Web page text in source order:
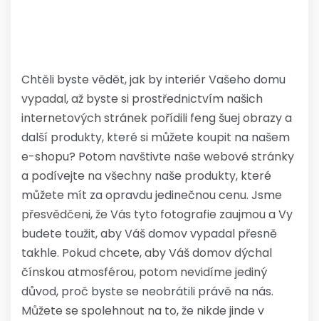
Chtěli byste vědět, jak by interiér Vašeho domu
vypadal, až byste si prostřednictvím našich
internetových stránek pořídili feng šuej obrazya
další produkty, které si můžete koupit na našem
e-shopu? Potom navštivte naše webové stránky
a podívejte na všechny naše produkty, které
můžete mít za opravdu jedinečnou cenu. Jsme
přesvědčeni, že Vás tyto fotografie zaujmou a Vy
budete toužit, aby Váš domov vypadal přesně
takhle. Pokud chcete, aby Váš domov dýchal
čínskou atmosférou, potom nevidíme jediný
důvod, proč byste se neobrátili právě na nás.
Můžete se spolehnout na to, že nikde jinde v